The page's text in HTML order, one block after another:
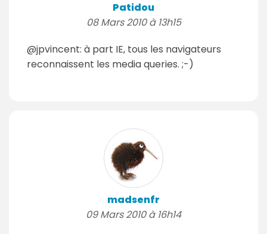
Patidou
08 Mars 2010 à 13h15
@jpvincent: à part IE, tous les navigateurs
reconnaissent les media queries. ;-)
madsenfr
09 Mars 2010 à 16h14